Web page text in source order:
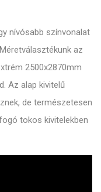
nívósabb színvonalat
az
2500x2870mm
Az alap kivitelű
de természetesen
tokos kivitelekben